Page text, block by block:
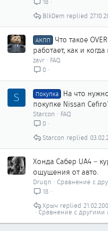
BlkDem
АКПП
Что такое
работает, как и
zavr
FAQ
0
S Покупка На что
покупке Nissan
Starcon
FAQ
0
Starcon
Хонда Сабер UA4 –
ощущения от авто.
Druqn
Сравнение с
18
Сравнение с другими
Хрыч